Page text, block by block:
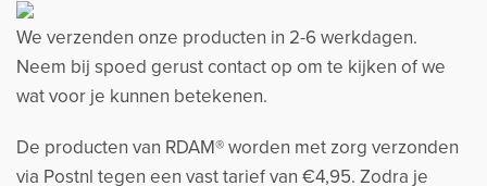
We verzenden onze producten in 2-6 werkdagen.
Neem bij spoed gerust contact op om te kijken of we
wat voor je kunnen betekenen.
De producten van RDAM® worden met zorg verzonden
via Postnl tegen een vast tarief van €4,95. Zodra je